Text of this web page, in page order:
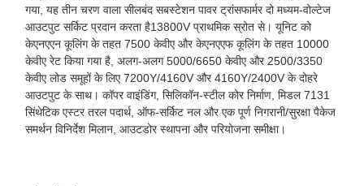
गया, यह तीन चरण वाला सीलबंद सबस्टेशन पावर ट्रांसफार्मर दो मध्यम-वोल्टेज
आउटपुट सर्किट प्रदान करता है13800V प्राथमिक स्रोत से। यूनिट को
केएनएएन कूलिंग के तहत 7500 केवीए और केएनएएफ कूलिंग के तहत 10000
केवीए रेट किया गया है, अलग-अलग 5000/6650 केवीए और 2500/3350
केवीए लोड समूहों के लिए 7200Y/4160V और 4160Y/2400V के दोहरे
आउटपुट के साथ। कॉपर वाइंडिंग, सिलिकॉन-स्टील कोर निर्माण, मिडल 7131
सिंथेटिक एस्टर तरल पदार्थ, ऑफ-सर्किट नल और एक पूर्ण निगरानी/सुरक्षा पैकेज
समर्थन विनिर्देश मिलान, आउटडोर स्थापना और परियोजना समीक्षा।